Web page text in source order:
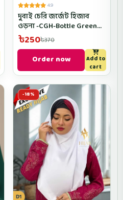
4.9
দুবাই চেরি জর্জেট হিজাব
ওড়না -CGH-Bottle Green
Color
৳250৳370
Order now
Add to
cart
-18%